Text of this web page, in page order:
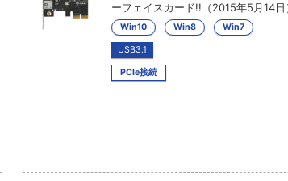
ーフェイスカード!!（2015年5月14日
Win10 Win8 Win7
USB3.1
PCIe接続